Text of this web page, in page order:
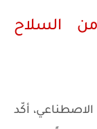
السلاح
أكّد